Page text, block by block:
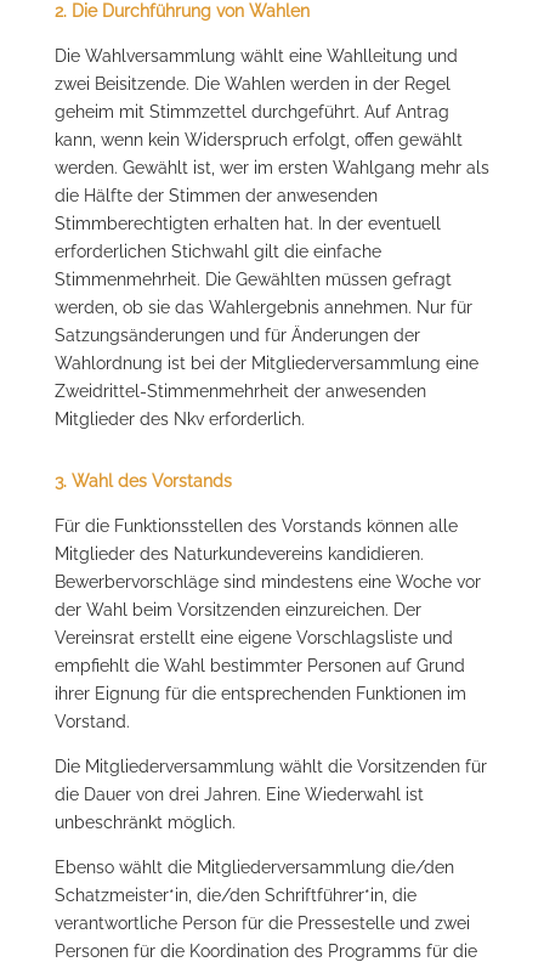
2. Die Durchführung von Wahlen
Die Wahlversammlung wählt eine Wahlleitung und
zwei Beisitzende. Die Wahlen werden in der Regel
geheim mit Stimmzettel durchgeführt. Auf Antrag
kann, wenn kein Widerspruch erfolgt, offen gewählt
werden. Gewählt ist, wer im ersten Wahlgang mehr als
die Hälfte der Stimmen der anwesenden
Stimmberechtigten erhalten hat. In der eventuell
erforderlichen Stichwahl gilt die einfache
Stimmenmehrheit. Die Gewählten müssen gefragt
werden, ob sie das Wahlergebnis annehmen. Nur für
Satzungsänderungen und für Änderungen der
Wahlordnung ist bei der Mitgliederversammlung eine
Zweidrittel-Stimmenmehrheit der anwesenden
Mitglieder des Nkv erforderlich.
3. Wahl des Vorstands
Für die Funktionsstellen des Vorstands können alle
Mitglieder des Naturkundevereins kandidieren.
Bewerbervorschläge sind mindestens eine Woche vor
der Wahl beim Vorsitzenden einzureichen. Der
Vereinsrat erstellt eine eigene Vorschlagsliste und
empfiehlt die Wahl bestimmter Personen auf Grund
ihrer Eignung für die entsprechenden Funktionen im
Vorstand.
Die Mitgliederversammlung wählt die Vorsitzenden für
die Dauer von drei Jahren. Eine Wiederwahl ist
unbeschränkt möglich.
Ebenso wählt die Mitgliederversammlung die/den
Schatzmeister*in, die/den Schriftführer*in, die
verantwortliche Person für die Pressestelle und zwei
Personen für die Koordination des Programms für die